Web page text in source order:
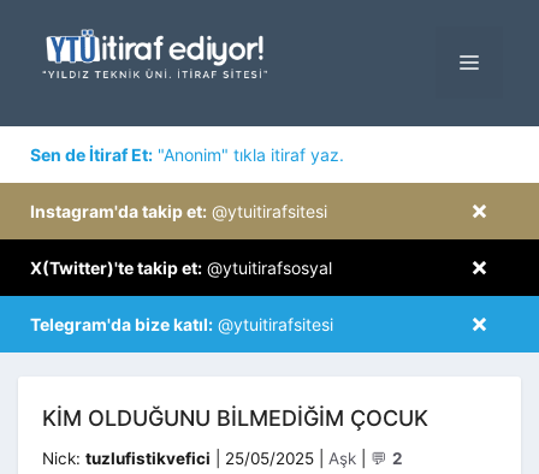
MENÜ
Sen de İtiraf Et: "Anonim" tıkla itiraf yaz.
×
Instagram'da takip et: @ytuitirafsitesi
×
X(Twitter)'te takip et: @ytuitirafsosyal
×
Telegram'da bize katıl: @ytuitirafsitesi
KIM OLDUĞUNU BILMEDIĞIM ÇOCUK
Nick: tuzlufistikvefici 25/05/2025 Kategoriler
Aşk 💬 2